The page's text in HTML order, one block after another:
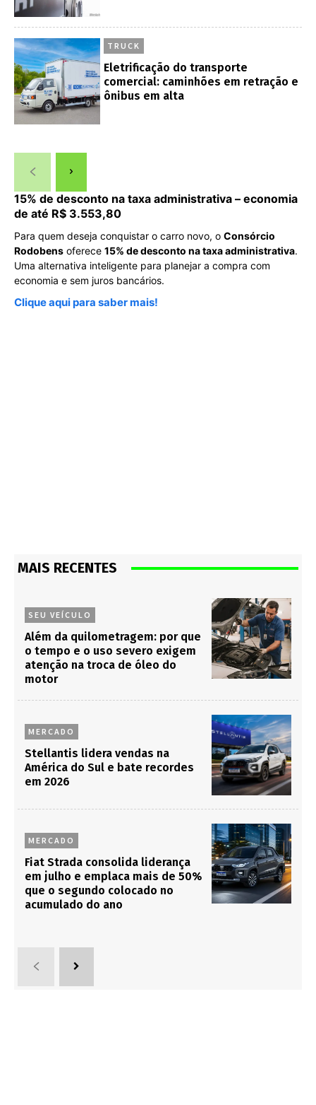
TRUCK
Eletrificação do transporte
comercial: caminhões em retração e
ônibus em alta
15% de desconto na taxa administrativa – economia
de até R$ 3.553,80
Para quem deseja conquistar o carro novo, o Consórcio
Rodobens oferece 15% de desconto na taxa administrativa.
Uma alternativa inteligente para planejar a compra com
economia e sem juros bancários.
Clique aqui para saber mais!
MAIS RECENTES
SEU VEÍCULO
Além da quilometragem: por que
o tempo e o uso severo exigem
atenção na troca de óleo do
motor
MERCADO
Stellantis lidera vendas na
América do Sul e bate recordes
em 2026
MERCADO
Fiat Strada consolida liderança
em julho e emplaca mais de 50%
que o segundo colocado no
acumulado do ano